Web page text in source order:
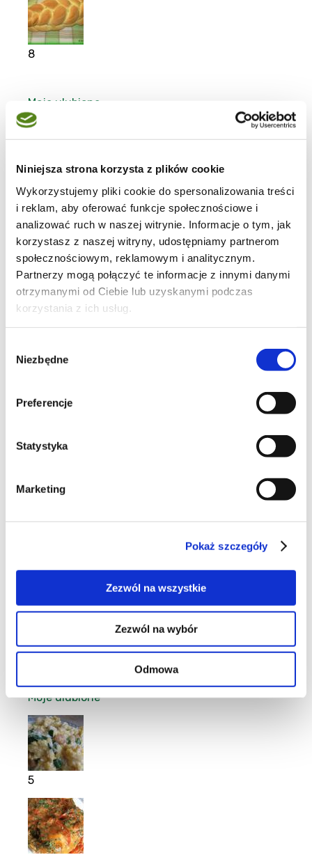
Niniejsza strona korzysta z plików cookie
Wykorzystujemy pliki cookie do spersonalizowania treści
i reklam, aby oferować funkcje społecznościowe i
analizować ruch w naszej witrynie. Informacje o tym, jak
korzystasz z naszej witryny, udostępniamy partnerom
społecznościowym, reklamowym i analitycznym.
Partnerzy mogą połączyć te informacje z innymi danymi
otrzymanymi od Ciebie lub uzyskanymi podczas
korzystania z ich usług.
zgody
Niezbędne
Preferencje
Statystyka
Marketing
Pokaż szczegóły
Zezwól na wszystkie
Zezwól na wybór
Odmowa
8
Moje ulubione
12
15
Moje ulubione
17
204
Moje ulubione
5